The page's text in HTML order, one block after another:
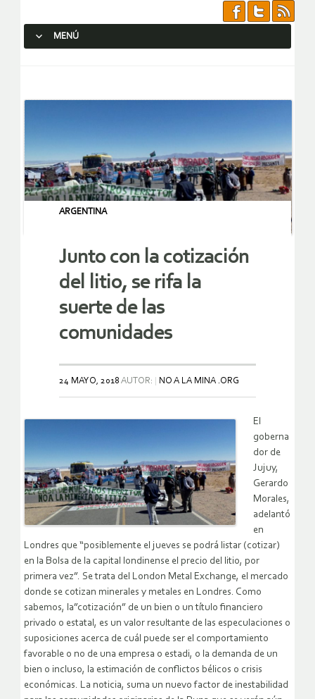
MENÚ
ARGENTINA
Junto con la cotización
del litio, se rifa la
suerte de las
comunidades
24 MAYO, 2018 AUTOR: NO A LA MINA .ORG
El
goberna
dor de
Jujuy,
Gerardo
Morales,
adelantó
en
Londres que “posiblemente el jueves se podrá listar (cotizar)
en la Bolsa de la capital londinense el precio del litio, por
primera vez”. Se trata del London Metal Exchange, el mercado
donde se cotizan minerales y metales en Londres. Como
sabemos, la”cotización” de un bien o un título financiero
privado o estatal, es un valor resultante de las especulaciones o
suposiciones acerca de cuál puede ser el comportamiento
favorable o no de una empresa o estadi, o la demanda de un
bien o incluso, la estimación de conflictos bélicos o crisis
económicas. La noticia, suma un nuevo factor de inestabilidad